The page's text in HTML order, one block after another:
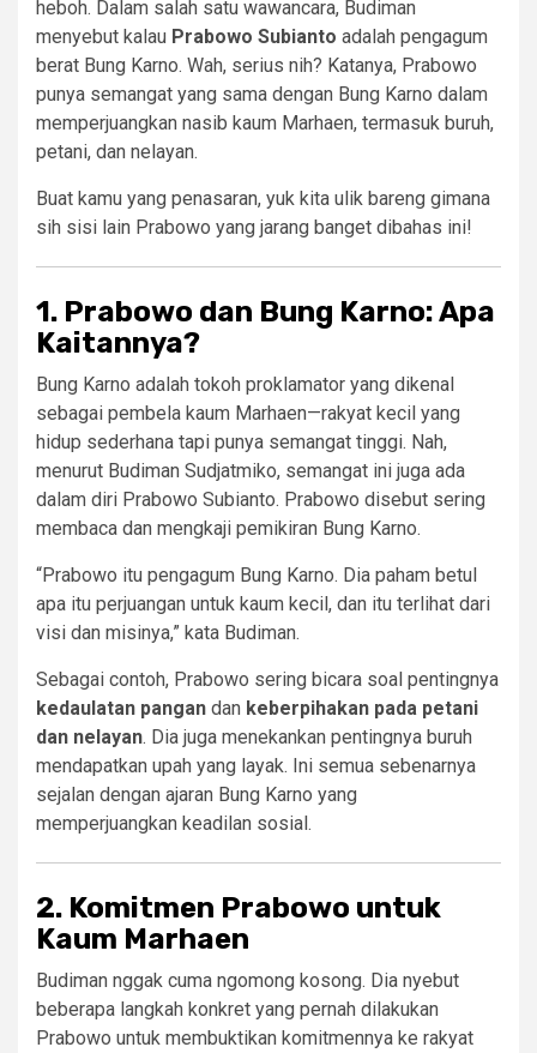
heboh. Dalam salah satu wawancara, Budiman
menyebut kalau Prabowo Subianto adalah pengagum
berat Bung Karno. Wah, serius nih? Katanya, Prabowo
punya semangat yang sama dengan Bung Karno dalam
memperjuangkan nasib kaum Marhaen, termasuk buruh,
petani, dan nelayan.
Buat kamu yang penasaran, yuk kita ulik bareng gimana
sih sisi lain Prabowo yang jarang banget dibahas ini!
1. Prabowo dan Bung Karno: Apa
Kaitannya?
Bung Karno adalah tokoh proklamator yang dikenal
sebagai pembela kaum Marhaen—rakyat kecil yang
hidup sederhana tapi punya semangat tinggi. Nah,
menurut Budiman Sudjatmiko, semangat ini juga ada
dalam diri Prabowo Subianto. Prabowo disebut sering
membaca dan mengkaji pemikiran Bung Karno.
“Prabowo itu pengagum Bung Karno. Dia paham betul
apa itu perjuangan untuk kaum kecil, dan itu terlihat dari
visi dan misinya,” kata Budiman.
Sebagai contoh, Prabowo sering bicara soal pentingnya
kedaulatan pangan dan keberpihakan pada petani
dan nelayan. Dia juga menekankan pentingnya buruh
mendapatkan upah yang layak. Ini semua sebenarnya
sejalan dengan ajaran Bung Karno yang
memperjuangkan keadilan sosial.
2. Komitmen Prabowo untuk
Kaum Marhaen
Budiman nggak cuma ngomong kosong. Dia nyebut
beberapa langkah konkret yang pernah dilakukan
Prabowo untuk membuktikan komitmennya ke rakyat